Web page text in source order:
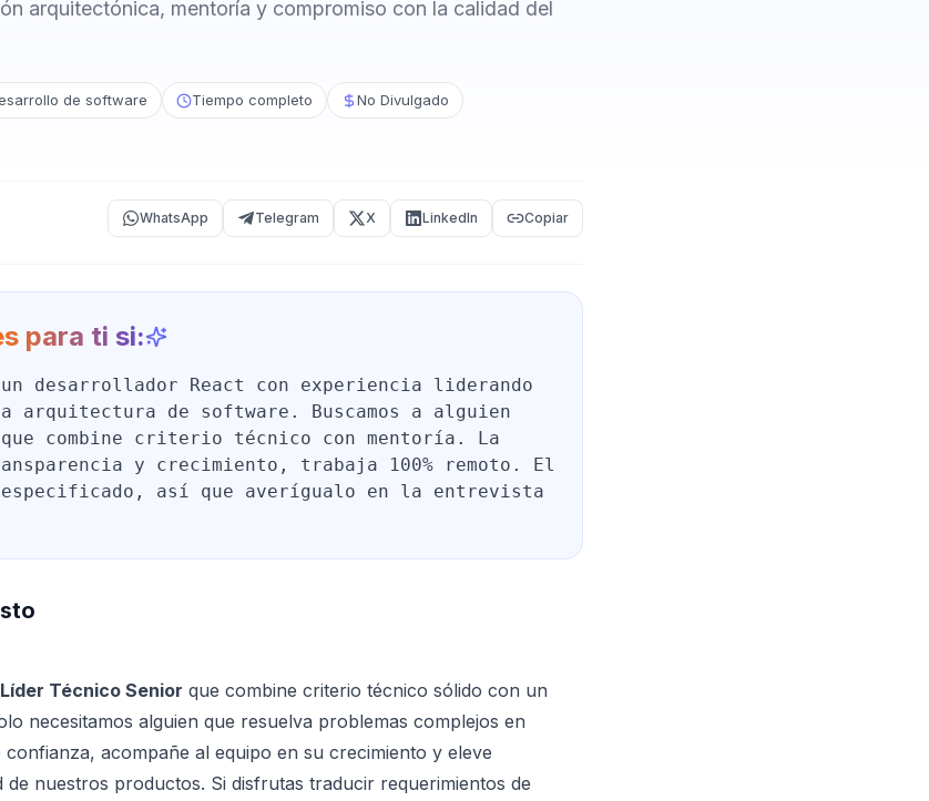
arquitectónica, mentoría y compromiso con la calidad del
de software Tiempo completo No Divulgado
WhatsApp Telegram X LinkedIn Copiar
para ti si:
desarrollador React con experiencia liderando
arquitectura de software. Buscamos a alguien
combine criterio técnico con mentoría. La
y crecimiento, trabaja 100% remoto. El
así que averígualo en la entrevista
Líder Técnico Senior que combine criterio técnico sólido con un
necesitamos alguien que resuelva problemas complejos en
acompañe al equipo en su crecimiento y eleve
de nuestros productos. Si disfrutas traducir requerimientos de